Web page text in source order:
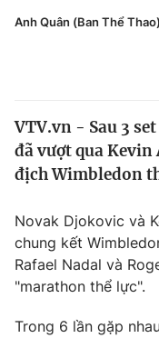
Y tế
Tin tức
Thế giới đó đây
Kinh tế
Tài chính
Thị trường
Dữ liệu và đời sống
Văn hóa - Giải trí
Giáo dục
Anh Quân (Ban Thể Thao)
VTV.vn - Sau 3
đã vượt qua Kevin
địch Wimbledon
Novak Djokovic và
chung kết
Rafael Nadal và
"marathon thể lực".
Trong 6 lần gặp